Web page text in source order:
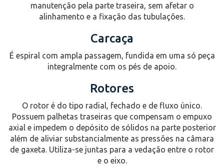
manutenção pela parte traseira, sem afetar o
alinhamento e a fixação das tubulações.
Carcaça
É espiral com ampla passagem, fundida em uma só peça
integralmente com os pés de apoio.
Rotores
O rotor é do tipo radial, fechado e de fluxo único.
Possuem palhetas traseiras que compensam o empuxo
axial e impedem o depósito de sólidos na parte posterior
além de aliviar substancialmente as pressões na câmara
de gaxeta. Utiliza-se juntas para a vedação entre o rotor
e o eixo.